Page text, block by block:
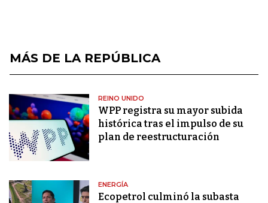
MÁS DE LA REPÚBLICA
REINO UNIDO
WPP registra su mayor subida
histórica tras el impulso de su
plan de reestructuración
ENERGÍA
Ecopetrol culminó la subasta